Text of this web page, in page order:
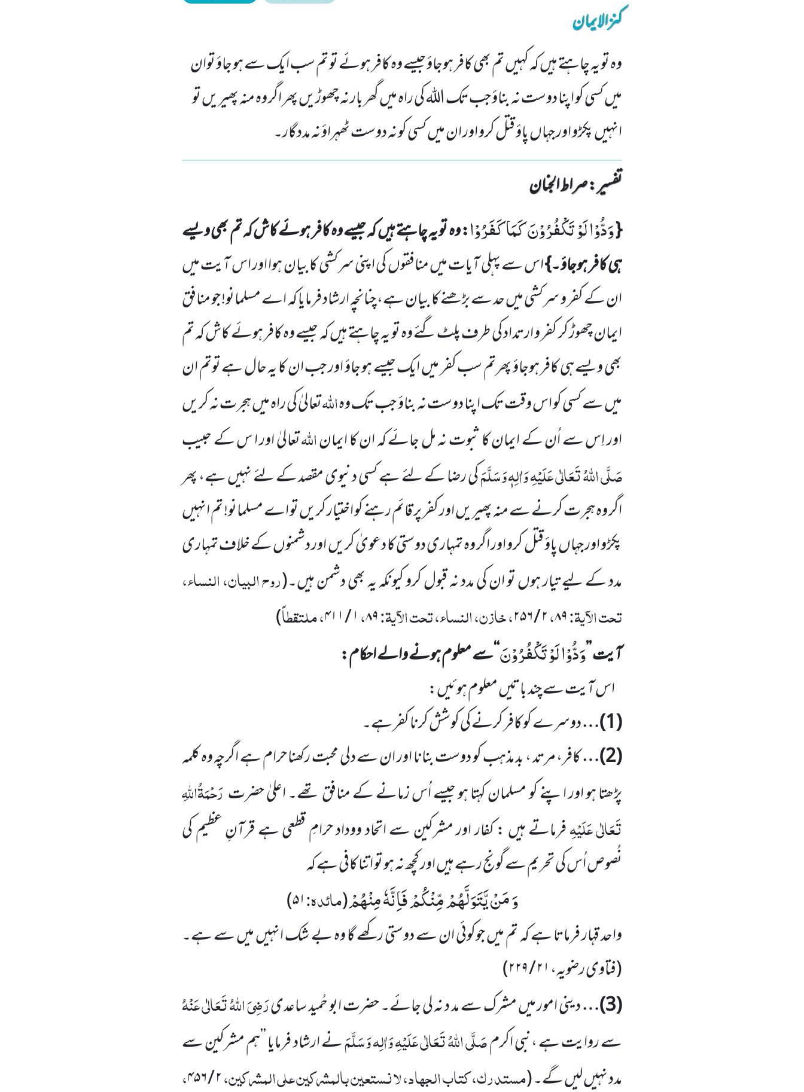
کنزالایمان
وہ تو یہ چاہتے ہیں کہ کہیں تم بھی کافر ہوجاؤ جیسے وہ کافر ہوئے تو تم سب ایک سے ہو جاؤ توان
میں کسی کو اپنا دوست نہ بناؤ جب تک اللہ کی راہ میں گھر بار نہ چھوڑیں پھر اگر وہ منہ پھیریں تو
انہیں پکڑو اور جہاں پاؤ قتل کرو اور ان میں کسی کو نہ دوست ٹھہراؤ نہ مددگار۔
تفسیر : ‎صراط الجنان
{وَدُّوْا لَوْ تَكْفُرُوْنَ كَمَا كَفَرُوْا: وہ تو یہ چاہتے ہیں کہ جیسے وہ کافر ہوئے کاش کہ تم بھی ویسے
ہی کافر ہوجاؤ ۔}اس سے پہلی آیات میں منافقوں کی اپنی سرکشی کا بیان ہوا اور اس آیت میں
ان کے کفر و سرکشی میں حد سے بڑھنے کا بیان ہے، چنانچہ ارشاد فرمایا کہ اے مسلمانو! جو منافق
ایمان چھوڑ کر کفر و ارتداد کی طرف پلٹ گئے وہ تو یہ چاہتے ہیں کہ جیسے وہ کافر ہوئے کاش کہ تم
بھی ویسے ہی کافر ہوجاؤ پھرتم سب کفر میں ایک جیسے ہو جاؤ اور جب ان کا یہ حال ہے توتم ان
میں سے کسی کو اس وقت تک اپنا دوست نہ بناؤ جب تک وہاللہتعالیٰ کی راہ میں ہجرت نہ کریں
اور اِس سے اُن کے ایمان کا ثبوت نہ مل جائے کہ ان کا ایماناللہتعالیٰ اور ا س کے حبیب
صَلَّی اللہُ تَعَالٰی عَلَیْہِ وَاٰلِہٖ وَسَلَّمَکی رضا کے لئے ہے کسی دنیوی مقصدکے لئے نہیں ہے، پھر
اگر وہ ہجرت کرنے سے منہ پھیریں اور کفر پر قائم رہنے کو اختیار کریں تو اے مسلمانو! تم انہیں
پکڑو اور جہاں پاؤ قتل کرو اور اگر وہ تمہاری دوستی کا دعویٰ کریں اور دشمنوں کے خلاف تمہاری
مدد کے لیے تیار ہوں تو ان کی مدد نہ قبول کرو کیونکہ یہ بھی دشمن ہیں۔(روح البیان، النساء،
تحت الآیۃ:۸۹،۲ / ۲۵۶ ، خازن، النساء، تحت الآیۃ:۸۹،۱ / ۴۱۱ ، ملتقطاً)
آیت ’’وَدُّوْا لَوْ تَكْفُرُوْنَ‘‘سے معلوم ہونے والے احکام:
اس آیت سے چند باتیں معلوم ہوئیں:
(
1
)…دوسرے کو کافر کرنے کی کوشش کرنا کفر ہے۔
(
2
)…کافر، مرتد ، بد مذہب کو دوست بنانا اور ان سے دلی محبت رکھنا حرام ہے اگرچہ وہ کلمہ
پڑھتا ہو اور اپنے کو مسلمان کہتا ہو جیسے اُس زمانے کے منافق تھے۔ اعلیٰ حضرترَحْمَۃُاللہِ
تَعَالٰی عَلَیْہِفرماتے ہیں : کفار اور مشرکین سے اتحاد ووداد حرامِ قطعی ہے قرآنِ عظیم کی
نُصوص اُس کی تحریم سے گونج رہے ہیں اور کچھ نہ ہو تو اتنا کافی ہے کہ
وَ مَنْ یَّتَوَلَّهُمْ مِّنْكُمْ فَاِنَّهٗ مِنْهُمْ(مائدہ:۵۱)
واحد قہار فرماتا ہے کہ تم میں جوکوئی ان سے دوستی رکھے گا وہ بے شک انہیں میں سے ہے۔
(فتاوی رضویہ،۲۱ / ۲۲۹)
(3)
…دینی امور میں مشرک سے مد د نہ لی جائے۔ حضرت ابو حُمید ساعدیرَضِیَ اللہُ تَعَالٰی عَنْہُ
سے روایت ہے ،نبی اکرمصَلَّی اللہُ تَعَالٰی عَلَیْہِ وَاٰلِہ وَسَلَّمَنے ارشاد فرمایا ’’ہم مشرکین سے
مدد نہیں لیں گے۔(مستدرک، کتاب الجہاد، لا نستعین بالمشرکین علی المشرکین،۲ / ۴۵۶ ،